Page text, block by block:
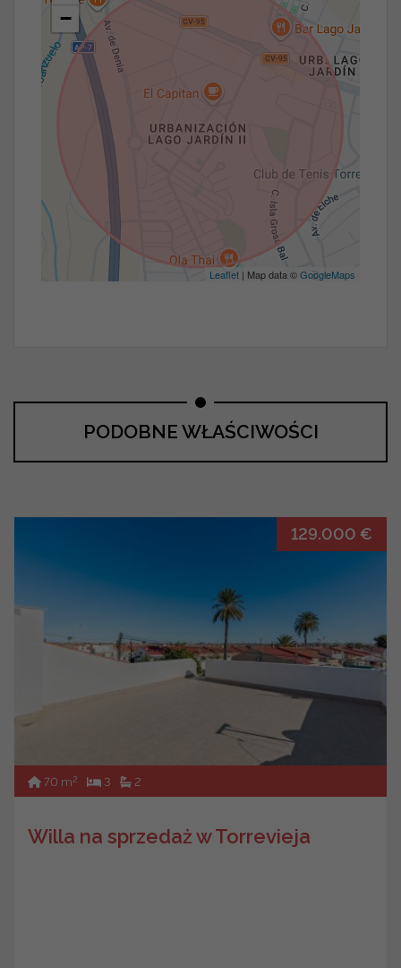
−
Leaflet | Map data ©GoogleMaps
PODOBNE WŁAŚCIWOŚCI
129.000 €
70 m2 3 2
Willa na sprzedaż w Torrevieja